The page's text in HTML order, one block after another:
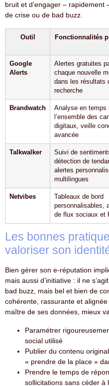
bruit et d’engager –
de crise ou de bad buzz.
Outil Fonctionnalités
Google
Alerts
Alertes gratuites
chaque nouvelle
dans les résultats
recherche
Brandwatch
Analyse en temps
l’ensemble des
digitaux, veille
avancée
Talkwalker
Suivi de
détection de
alertes
multilingues
Netvibes
Tableaux de bord
personnalisables,
de flux sociaux et
Les bonnes
valoriser son
Bien gérer son e-réputation
mais aussi d’initiative : il ne
bad buzz, mais bel et bien de
cohérente, rassurante et
maître de ses données, mieux
Paramétrer
social utilisé
Publier du contenu
« prendre de la place »
Prendre le temps de
sollicitations sans céder à